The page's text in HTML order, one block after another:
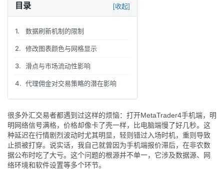
目录 [收起]
1. 数据刷新机制的限制
2. 修改图表颜色与网格显示
3. 滑点与市场流动性影响
4. 代理佣金对交易策略的潜在影响
很多外汇交易者都遇到过这样的烦恼：打开MetaTrader4手机端，明
明网络信号满格，价格却像卡了壳一样，比电脑端慢了好几秒。这
种延迟在行情剧烈波动时尤其明显，轻则错过入场时机，重则导致
止损被打穿。说实话，我自己就曾因为手机端报价滞后，在非农数
据公布时吃了大亏。这个问题的根源并不单一，它涉及数据源、网
络环境和软件设置等多个环节。